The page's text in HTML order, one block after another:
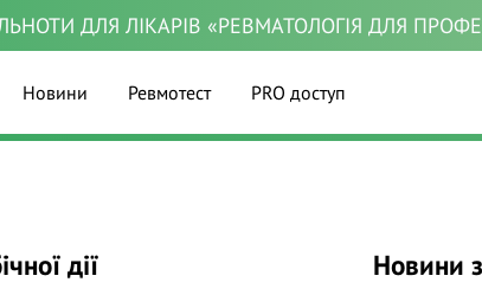
ДЛЯ ЛІКАРІВ «РЕВМАТОЛОГІЯ ДЛЯ
Новини Ревмотест PRO доступ
дії Новини